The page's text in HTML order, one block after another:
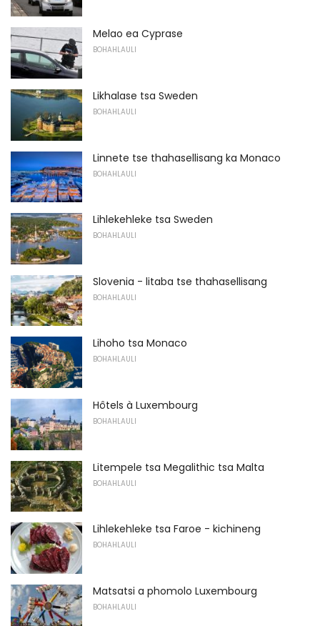
Melao ea Cyprase
BOHAHLAULI
Likhalase tsa Sweden
BOHAHLAULI
Linnete tse thahasellisang ka Monaco
BOHAHLAULI
Lihlekehleke tsa Sweden
BOHAHLAULI
Slovenia - litaba tse thahasellisang
BOHAHLAULI
Lihoho tsa Monaco
BOHAHLAULI
Hôtels à Luxembourg
BOHAHLAULI
Litempele tsa Megalithic tsa Malta
BOHAHLAULI
Lihlekehleke tsa Faroe - kichineng
BOHAHLAULI
Matsatsi a phomolo Luxembourg
BOHAHLAULI